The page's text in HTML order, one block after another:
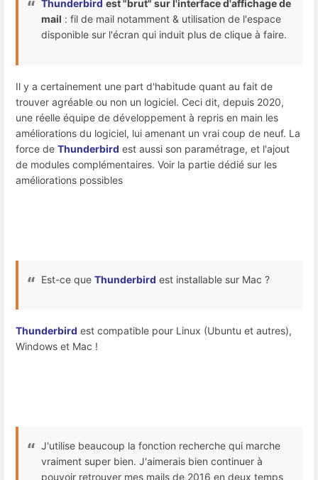
Thunderbird est "brut" sur l'interface d'affichage de
mail : fil de mail notamment & utilisation de l'espace
disponible sur l'écran qui induit plus de clique à faire.
Il y a certainement une part d'habitude quant au fait de
trouver agréable ou non un logiciel. Ceci dit, depuis 2020,
une réelle équipe de développement à repris en main les
améliorations du logiciel, lui amenant un vrai coup de neuf. La
force de Thunderbird est aussi son paramétrage, et l'ajout
de modules complémentaires. Voir la partie dédié sur les
améliorations possibles
Est-ce que Thunderbird est installable sur Mac ?
Thunderbird est compatible pour Linux (Ubuntu et autres),
Windows et Mac !
J'utilise beaucoup la fonction recherche qui marche
vraiment super bien. J'aimerais bien continuer à
pouvoir retrouver mes mails de 2016 en deux temps